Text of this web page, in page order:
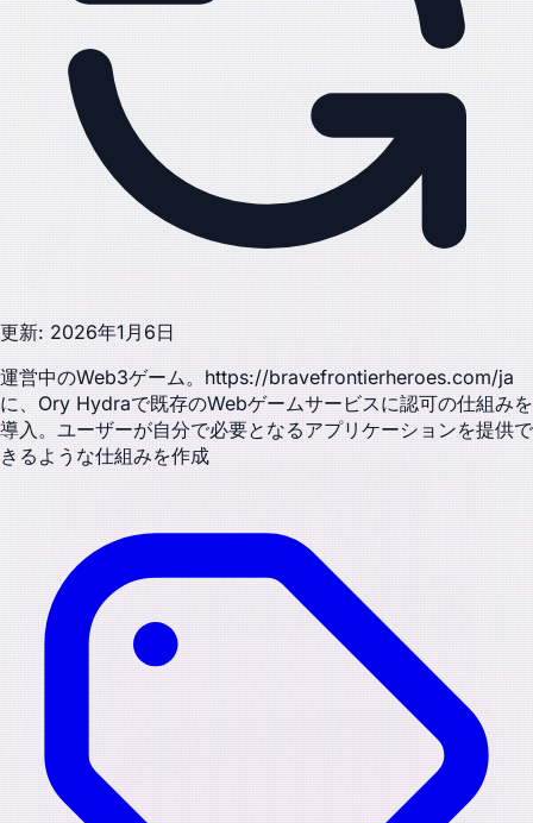
更新: 2026年1月6日
運営中のWeb3ゲーム。https://bravefrontierheroes.com/ja
に、Ory Hydraで既存のWebゲームサービスに認可の仕組みを
導入。ユーザーが自分で必要となるアプリケーションを提供で
きるような仕組みを作成